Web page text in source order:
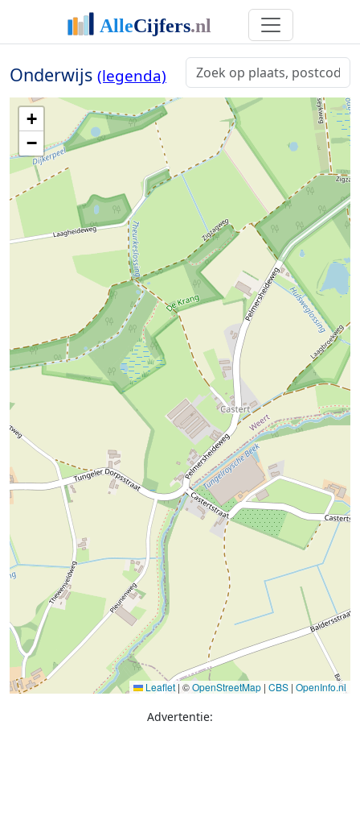
Onderwijs (legenda)
+
−
Leaflet | ©OpenStreetMap | CBS | OpenInfo.nl
Advertentie: